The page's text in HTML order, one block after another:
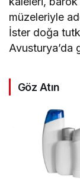
müzeleriyle
İster doğa
Avusturya’da
Göz Atın